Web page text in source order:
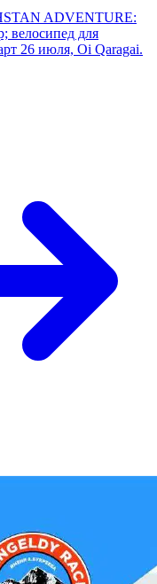
ADVENTURE:
велосипед для
26 июля, Oi Qaragai.